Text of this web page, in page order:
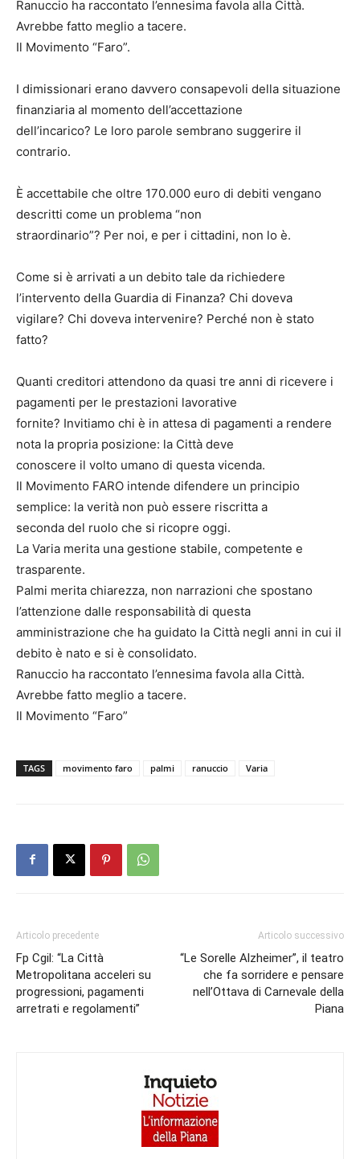
Ranuccio ha raccontato l’ennesima favola alla Città.
Avrebbe fatto meglio a tacere.
Il Movimento “Faro”.
I dimissionari erano davvero consapevoli della situazione
finanziaria al momento dell’accettazione
dell’incarico? Le loro parole sembrano suggerire il
contrario.
È accettabile che oltre 170.000 euro di debiti vengano
descritti come un problema “non
straordinario”? Per noi, e per i cittadini, non lo è.
Come si è arrivati a un debito tale da richiedere
l’intervento della Guardia di Finanza? Chi doveva
vigilare? Chi doveva intervenire? Perché non è stato
fatto?
Quanti creditori attendono da quasi tre anni di ricevere i
pagamenti per le prestazioni lavorative
fornite? Invitiamo chi è in attesa di pagamenti a rendere
nota la propria posizione: la Città deve
conoscere il volto umano di questa vicenda.
Il Movimento FARO intende difendere un principio
semplice: la verità non può essere riscritta a
seconda del ruolo che si ricopre oggi.
La Varia merita una gestione stabile, competente e
trasparente.
Palmi merita chiarezza, non narrazioni che spostano
l’attenzione dalle responsabilità di questa
amministrazione che ha guidato la Città negli anni in cui il
debito è nato e si è consolidato.
Ranuccio ha raccontato l’ennesima favola alla Città.
Avrebbe fatto meglio a tacere.
Il Movimento “Faro”
TAGS movimento faro palmi ranuccio Varia
Articolo precedente
Fp Cgil: “La Città
Metropolitana acceleri su
progressioni, pagamenti
arretrati e regolamenti”
Articolo successivo
“Le Sorelle Alzheimer”, il teatro
che fa sorridere e pensare
nell’Ottava di Carnevale della
Piana